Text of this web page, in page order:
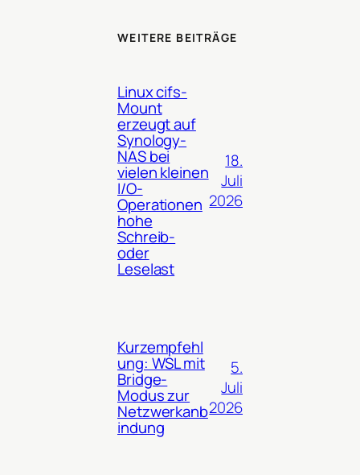
WEITERE BEITRÄGE
Linux cifs-
Mount
erzeugt auf
Synology-
NAS bei
vielen kleinen
I/O-
Operationen
hohe
Schreib-
oder
Leselast
18.
Juli
2026
Kurzempfehl
ung: WSL mit
Bridge-
Modus zur
Netzwerkanb
indung
5.
Juli
2026